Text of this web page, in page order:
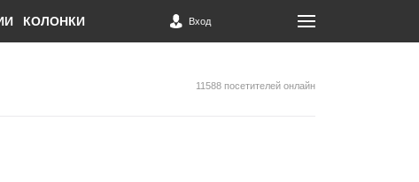
КОЛОНКИ Вход
11588 посетителей онлайн